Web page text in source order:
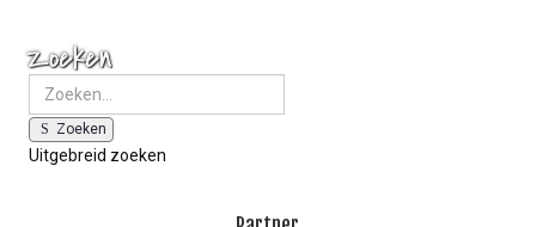
Zoeken
Zoeken
Uitgebreid zoeken